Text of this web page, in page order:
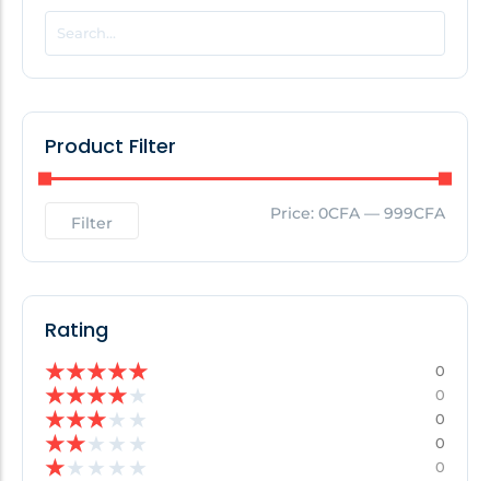
POPULAR THIS WEEK
No Posts Found!
No Posts Found!
Product Filter
Filter Price: 0CFA — 999CFA
Rating
★★★★★ 0
★★★★★ 0
★★★★ ★ 0
★★★ ★ ★ 0
★★ ★ ★ ★ 0